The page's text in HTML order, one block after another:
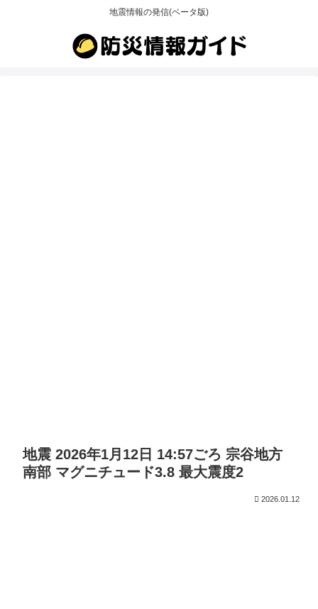
地震情報の発信(ベータ版)
地震 2026年1月12日 14:57ごろ 宗谷地方
南部 マグニチュード3.8 最大震度2
2026.01.12